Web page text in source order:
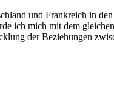
und Frankreich in
ich mich mit dem
der Beziehungen